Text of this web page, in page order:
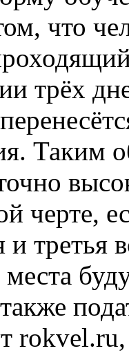
что
трёх
Таким
черте,
третья